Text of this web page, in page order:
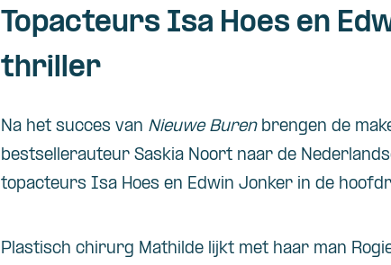
Topacteurs Isa Hoes en
thriller
Na het succes van Nieuwe Burenbrengen de
bestsellerauteur Saskia Noort naar de
topacteurs Isa Hoes en Edwin Jonker in de
Plastisch chirurg Mathilde lijkt met haar man